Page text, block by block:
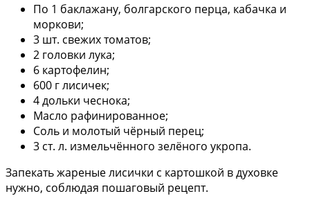
По 1 баклажану, болгарского перца, кабачка и
моркови;
3 шт. свежих томатов;
2 головки лука;
6 картофелин;
600 г лисичек;
4 дольки чеснока;
Масло рафинированное;
Соль и молотый чёрный перец;
3 ст. л. измельчённого зелёного укропа.
Запекать жареные лисички с картошкой в духовке
нужно, соблюдая пошаговый рецепт.